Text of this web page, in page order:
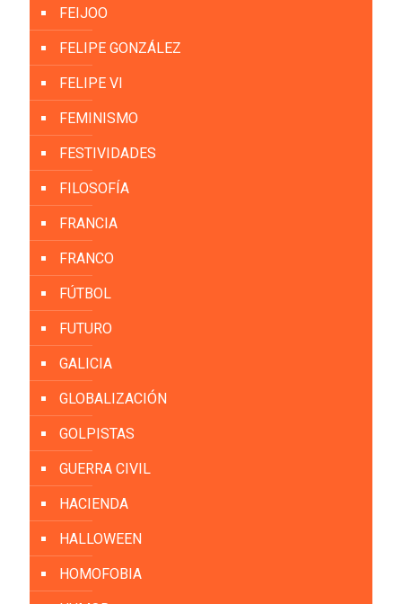
FEIJOO
FELIPE GONZÁLEZ
FELIPE VI
FEMINISMO
FESTIVIDADES
FILOSOFÍA
FRANCIA
FRANCO
FÚTBOL
FUTURO
GALICIA
GLOBALIZACIÓN
GOLPISTAS
GUERRA CIVIL
HACIENDA
HALLOWEEN
HOMOFOBIA